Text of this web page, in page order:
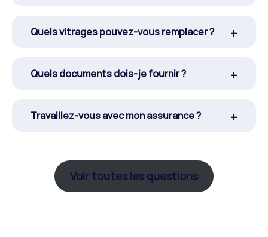
Quels vitrages pouvez-vous remplacer ?
Quels documents dois-je fournir ?
Travaillez-vous avec mon assurance ?
Voir toutes les questions